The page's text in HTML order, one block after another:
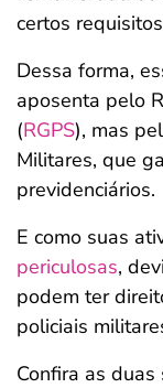
certos
Dessa forma,
aposenta pelo
(RGPS), mas
Militares, que
previdenciários.
E como suas
periculosas,
podem ter
policiais
Confira as